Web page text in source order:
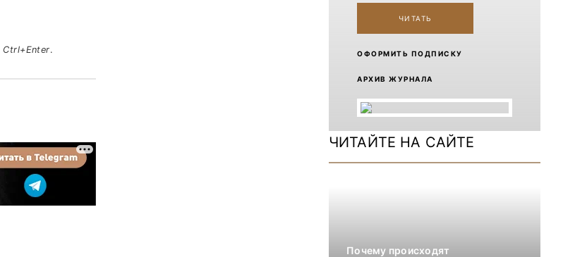
Ctrl+Enter.
ЧИТАТЬ
ОФОРМИТЬ ПОДПИСКУ
АРХИВ ЖУРНАЛА
ЧИТАЙТЕ НА САЙТЕ
Почему происходят